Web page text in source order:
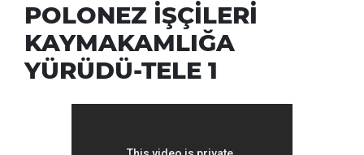
POLONEZ İŞÇİLERİ
KAYMAKAMLIĞA
YÜRÜDÜ-TELE 1